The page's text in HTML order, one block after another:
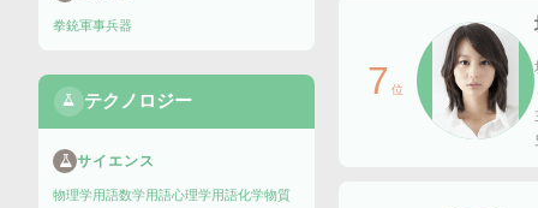
拳銃軍事兵器
テクノロジー
サイエンス
物理学用語数学用語心理学用語化学物質
7 位